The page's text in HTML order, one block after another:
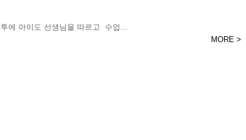
에 아이도 선생님을 따르고 수업...
MORE >